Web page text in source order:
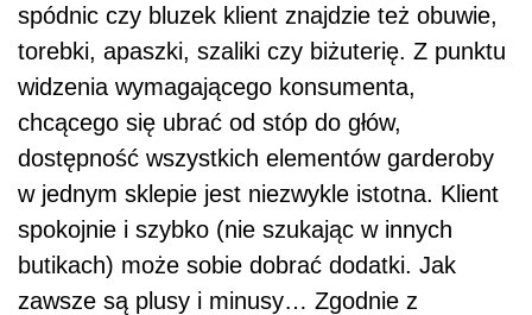
spódnic czy bluzek klient znajdzie też obuwie,
torebki, apaszki, szaliki czy biżuterię. Z punktu
widzenia wymagającego konsumenta,
chcącego się ubrać od stóp do głów,
dostępność wszystkich elementów garderoby
w jednym sklepie jest niezwykle istotna. Klient
spokojnie i szybko (nie szukając w innych
butikach) może sobie dobrać dodatki. Jak
zawsze są plusy i minusy… Zgodnie z